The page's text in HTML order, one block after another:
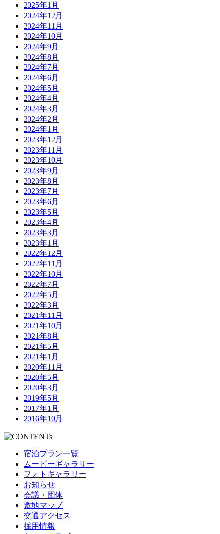
2025年1月
2024年12月
2024年11月
2024年10月
2024年9月
2024年8月
2024年7月
2024年6月
2024年5月
2024年4月
2024年3月
2024年2月
2024年1月
2023年12月
2023年11月
2023年10月
2023年9月
2023年8月
2023年7月
2023年6月
2023年5月
2023年4月
2023年3月
2023年1月
2022年12月
2022年11月
2022年10月
2022年7月
2022年5月
2022年3月
2021年11月
2021年10月
2021年8月
2021年5月
2021年1月
2020年11月
2020年5月
2020年3月
2019年5月
2017年1月
2016年10月
宿泊プラン一覧
ムービーギャラリー
フォトギャラリー
お知らせ
会議・団体
敷地マップ
交通アクセス
採用情報